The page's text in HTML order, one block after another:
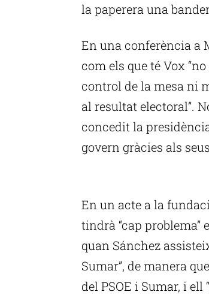
la paperera una
En una conferència a
com els que té Vox
control de la mesa ni
al resultat electoral”.
concedit la
govern gràcies als
En un acte a la
tindrà “cap problema”
quan Sánchez
Sumar”, de manera
del PSOE i Sumar, i